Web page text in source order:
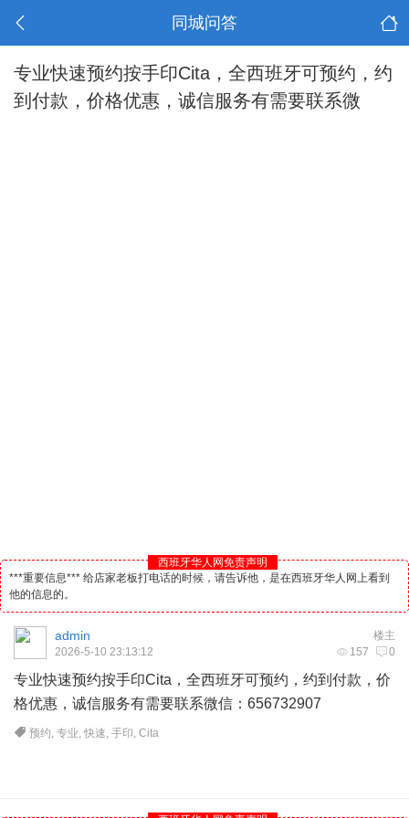
同城问答
专业快速预约按手印Cita，全西班牙可预约，约
到付款，价格优惠，诚信服务有需要联系微
西班牙华人网免责声明
***重要信息*** 给店家老板打电话的时候，请告诉他，是在西班牙华人网上看到
他的信息的。
楼主
admin
157 0
2026-5-10 23:13:12
专业快速预约按手印Cita，全西班牙可预约，约到付款，价
格优惠，诚信服务有需要联系微信：656732907
预约,专业,快速,手印,Cita